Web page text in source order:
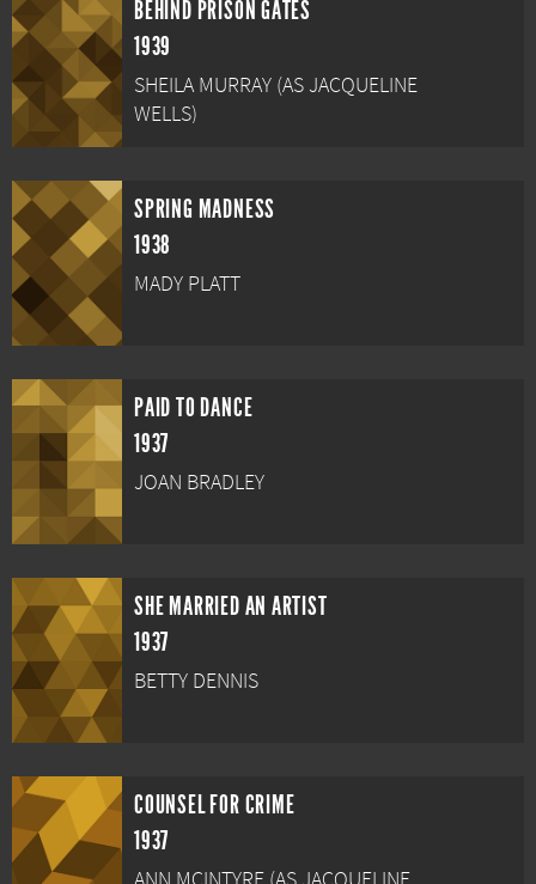
BEHIND PRISON GATES
1939
SHEILA MURRAY (AS JACQUELINE
WELLS)
SPRING MADNESS
1938
MADY PLATT
PAID TO DANCE
1937
JOAN BRADLEY
SHE MARRIED AN ARTIST
1937
BETTY DENNIS
COUNSEL FOR CRIME
1937